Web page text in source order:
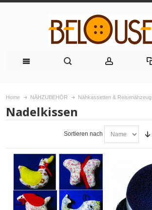
Home NÄHZUBEHÖR Nähkassetten & Reisenähzeug
Nadelkissen
Sortieren nach